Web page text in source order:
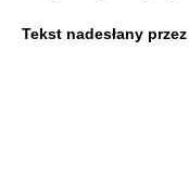
Tekst nadesłany